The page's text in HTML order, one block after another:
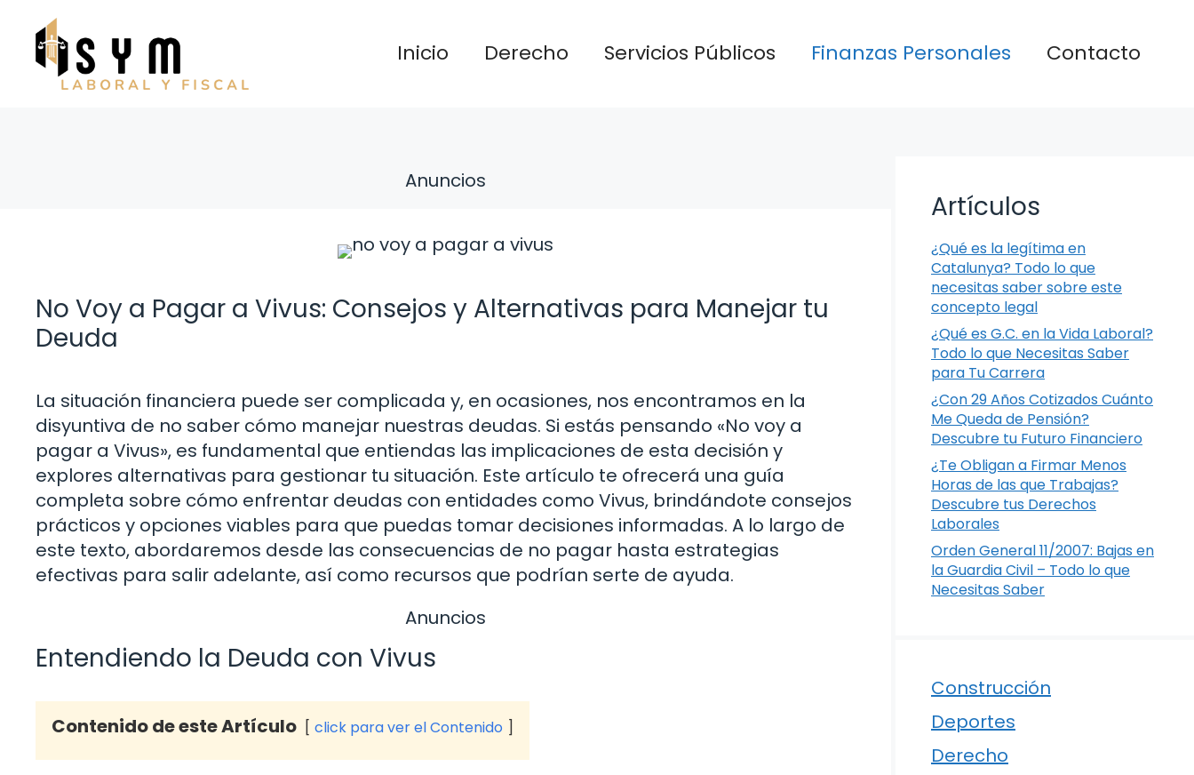
contenido
Inicio Derecho Servicios Públicos Finanzas Personales Contacto
Anuncios
No Voy a Pagar a Vivus: Consejos y Alternativas para Manejar tu
Deuda
La situación financiera puede ser complicada y, en ocasiones, nos encontramos en la
disyuntiva de no saber cómo manejar nuestras deudas. Si estás pensando «No voy a
pagar a Vivus», es fundamental que entiendas las implicaciones de esta decisión y
explores alternativas para gestionar tu situación. Este artículo te ofrecerá una guía
completa sobre cómo enfrentar deudas con entidades como Vivus, brindándote consejos
prácticos y opciones viables para que puedas tomar decisiones informadas. A lo largo de
este texto, abordaremos desde las consecuencias de no pagar hasta estrategias
efectivas para salir adelante, así como recursos que podrían serte de ayuda.
Anuncios
Entendiendo la Deuda con Vivus
Contenido de este Artículo click para ver el Contenido
Artículos
¿Qué es la legítima en
Catalunya? Todo lo que
necesitas saber sobre este
concepto legal
¿Qué es G.C. en la Vida Laboral?
Todo lo que Necesitas Saber
para Tu Carrera
¿Con 29 Años Cotizados Cuánto
Me Queda de Pensión?
Descubre tu Futuro Financiero
¿Te Obligan a Firmar Menos
Horas de las que Trabajas?
Descubre tus Derechos
Laborales
Orden General 11/2007: Bajas en
la Guardia Civil – Todo lo que
Necesitas Saber
Construcción
Deportes
Derecho